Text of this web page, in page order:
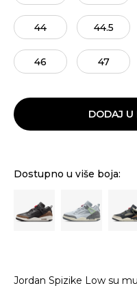
44 44.5
46 47
DODAJ U
Dostupno u više boja:
Jordan Spizike Low su